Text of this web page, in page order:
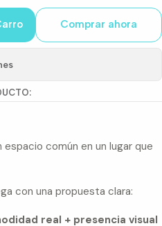
Comprar ahora
común en un lugar que
con una propuesta clara:
real + presencia visual